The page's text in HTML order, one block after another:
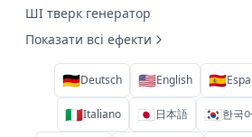
ШІ тверк генератор
Показати всі ефекти
🇩🇪Deutsch 🇺🇸English 🇪🇸
🇮🇹Italiano 🇯🇵日本語 🇰🇷한국어